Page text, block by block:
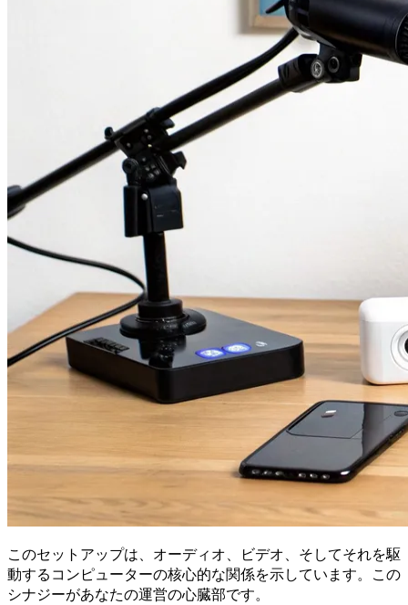
このセットアップは、オーディオ、ビデオ、そしてそれを駆
動するコンピューターの核心的な関係を示しています。この
シナジーがあなたの運営の心臓部です。